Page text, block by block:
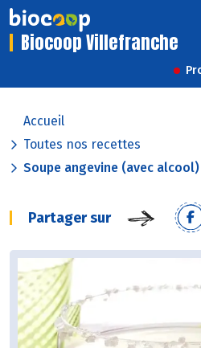
Biocoop Villefranche
Accueil
Toutes nos recettes
Soupe angevine (avec alcool)
Partager sur